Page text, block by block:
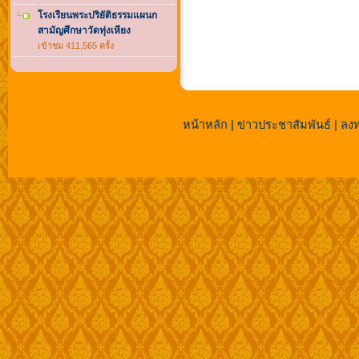
โรงเรียนพระปริยัติธรรมแผนก
สามัญศึกษาวัดทุ่งเหียง
เข้าชม 411,565 ครั้ง
หน้าหลัก ข่าวประชาสัมพันธ์ ลง